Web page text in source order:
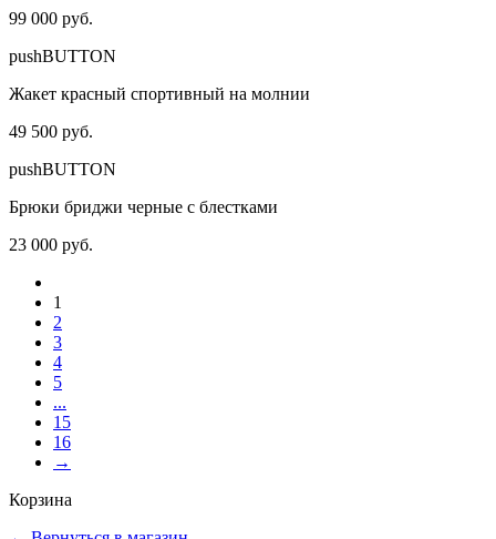
99 000 руб.
pushBUTTON
Жакет красный спортивный на молнии
49 500 руб.
pushBUTTON
Брюки бриджи черные с блестками
23 000 руб.
1
2
3
4
5
...
15
16
→
Корзина